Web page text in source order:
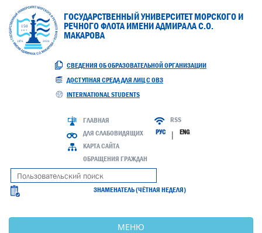
ГОСУДАРСТВЕННЫЙ УНИВЕРСИТЕТ МОРСКОГО И
РЕЧНОГО ФЛОТА ИМЕНИ АДМИРАЛА С.О.
МАКАРОВА
СВЕДЕНИЯ ОБ ОБРАЗОВАТЕЛЬНОЙ ОРГАНИЗАЦИИ
ДОСТУПНАЯ СРЕДА ДЛЯ ЛИЦ С ОВЗ
INTERNATIONAL STUDENTS
ГЛАВНАЯ
ДЛЯ СЛАБОВИДЯЩИХ
КАРТА САЙТА
ОБРАЩЕНИЯ ГРАЖДАН
RSS
РУС | ENG
ЗНАМЕНАТЕЛЬ (ЧЁТНАЯ НЕДЕЛЯ)
МЕНЮ